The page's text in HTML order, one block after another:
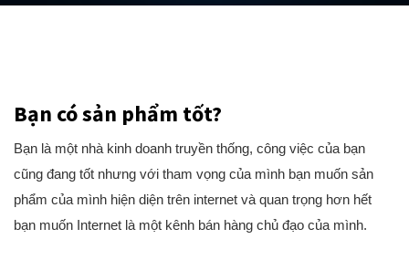
Bạn có sản phẩm tốt?
Bạn là một nhà kinh doanh truyền thống, công việc của bạn
cũng đang tốt nhưng với tham vọng của mình bạn muốn sản
phẩm của mình hiện diện trên internet và quan trọng hơn hết
bạn muốn Internet là một kênh bán hàng chủ đạo của mình.